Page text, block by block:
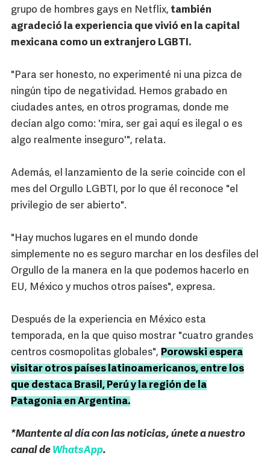
grupo de hombres gays en Netflix, también
agradeció la experiencia que vivió en la capital
mexicana como un extranjero LGBTI.
"Para ser honesto, no experimenté ni una pizca de
ningún tipo de negatividad. Hemos grabado en
ciudades antes, en otros programas, donde me
decían algo como: 'mira, ser gai aquí es ilegal o es
algo realmente inseguro'", relata.
Además, el lanzamiento de la serie coincide con el
mes del Orgullo LGBTI, por lo que él reconoce "el
privilegio de ser abierto".
"Hay muchos lugares en el mundo donde
simplemente no es seguro marchar en los desfiles del
Orgullo de la manera en la que podemos hacerlo en
EU, México y muchos otros países", expresa.
Después de la experiencia en México esta
temporada, en la que quiso mostrar "cuatro grandes
centros cosmopolitas globales", Porowski espera
visitar otros países latinoamericanos, entre los
que destaca Brasil, Perú y la región de la
Patagonia en Argentina.
*Mantente al día con las noticias, únete a nuestro
canal de WhatsApp.